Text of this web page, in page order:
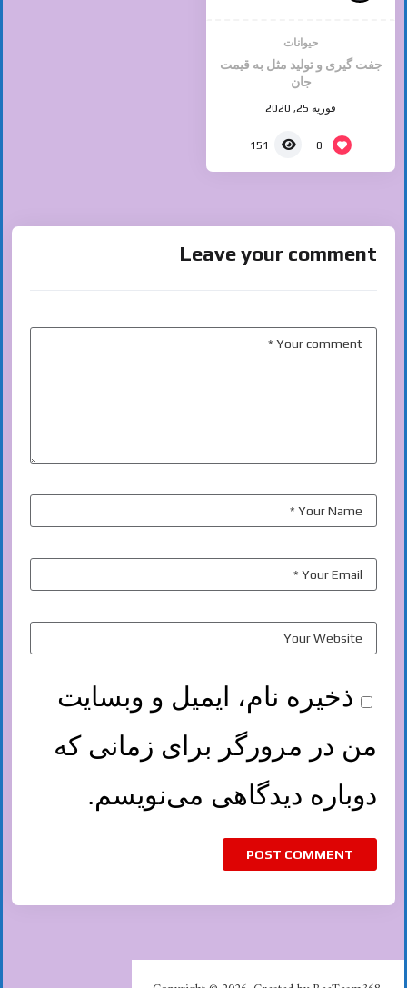
حیوانات
جفت گیری و تولید مثل به قیمت
جان
فوریه 25, 2020
0
151
Leave your comment
ذخیره نام، ایمیل و وبسایت
من در مرورگر برای زمانی که
دوباره دیدگاهی می‌نویسم.